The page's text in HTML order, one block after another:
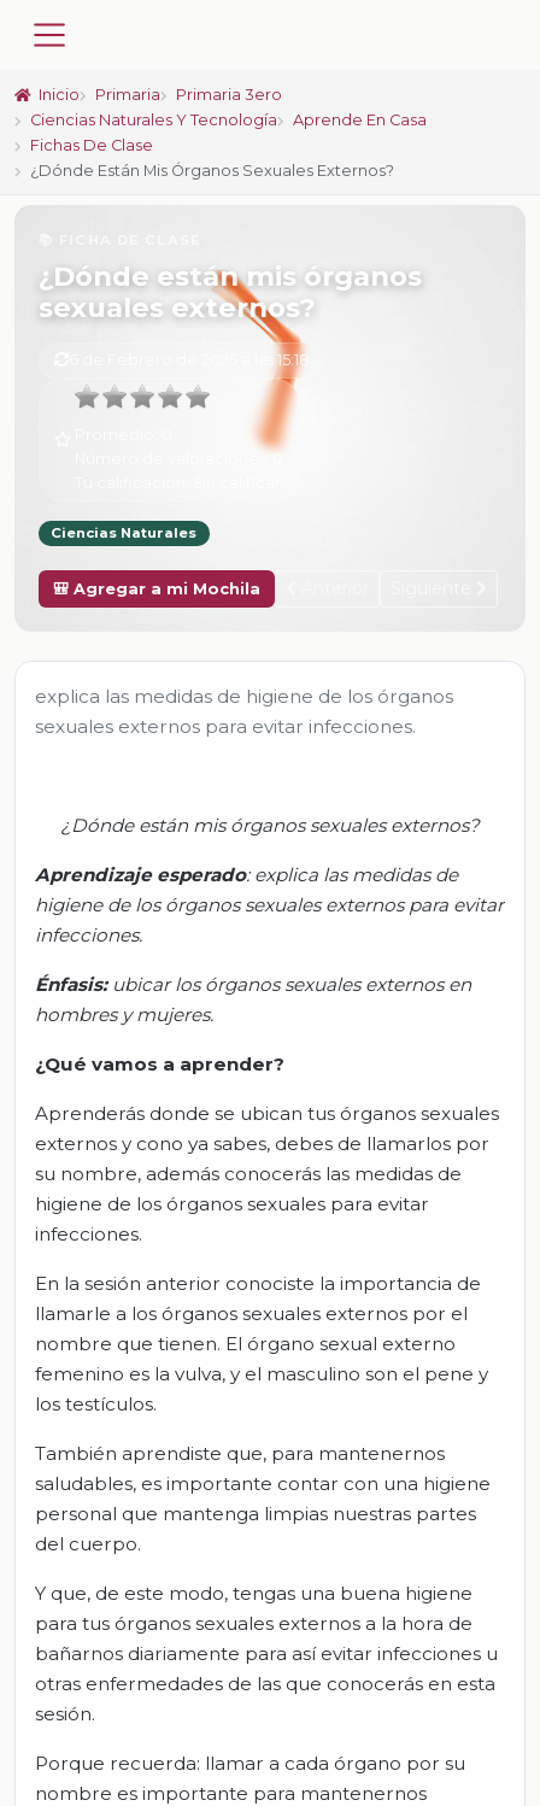
Inicio Primaria
Primaria 3ero
Ciencias Naturales Y Tecnología
Aprende En Casa
Fichas De Clase
¿Dónde Están Mis Órganos Sexuales Externos?
¿Dónde están mis órganos
sexuales externos?
6 de Febrero de 2025 a las 15:18
Ciencias Naturales
🎒 Agregar a mi Mochila
explica las medidas de higiene de los órganos
sexuales externos para evitar infecciones.
¿Dónde están mis órganos sexuales externos?
Aprendizaje esperado:explica las medidas de
higiene de los órganos sexuales externos para evitar
infecciones.
Énfasis: ubicar los órganos sexuales externos en
hombres y mujeres.
¿Qué vamos a aprender?
Aprenderás donde se ubican tus órganos sexuales
externos y cono ya sabes, debes de llamarlos por
su nombre, además conocerás las medidas de
higiene de los órganos sexuales para evitar
infecciones.
En la sesión anterior conociste la importancia de
llamarle a los órganos sexuales externos por el
nombre que tienen. El órgano sexual externo
femenino es la vulva, y el masculino son el pene y
los testículos.
También aprendiste que, para mantenernos
saludables, es importante contar con una higiene
personal que mantenga limpias nuestras partes
del cuerpo.
Y que, de este modo, tengas una buena higiene
para tus órganos sexuales externos a la hora de
bañarnos diariamente para así evitar infecciones u
otras enfermedades de las que conocerás en esta
sesión.
Porque recuerda: llamar a cada órgano por su
nombre es importante para mantenernos